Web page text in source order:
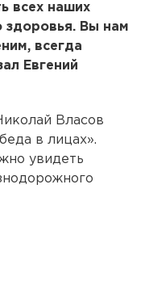
всех наших
здоровья. Вы нам
всегда
Евгений
Власов
в лицах».
увидеть